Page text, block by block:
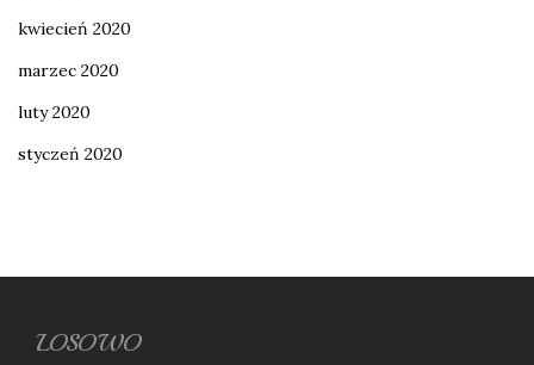
kwiecień 2020
marzec 2020
luty 2020
styczeń 2020
LOSOWO